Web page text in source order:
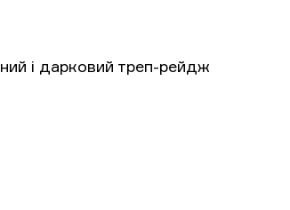
і дарковий треп-рейдж